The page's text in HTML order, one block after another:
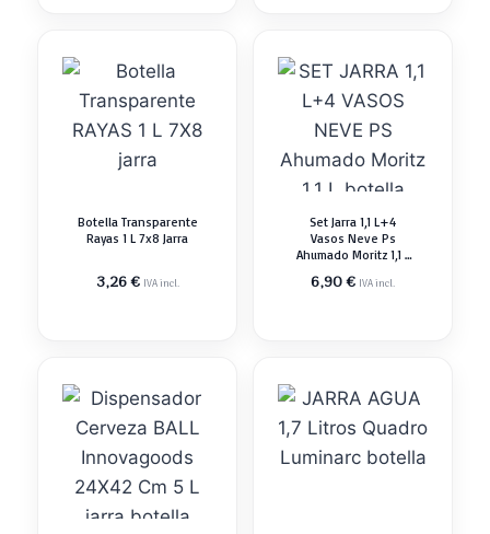
Botella Transparente
Rayas 1 L 7x8 Jarra
3,26€ IVA incl.
Set Jarra 1,1 L+4
Vasos Neve Ps
Ahumado Moritz 1,1 L
6,90€ IVA incl.